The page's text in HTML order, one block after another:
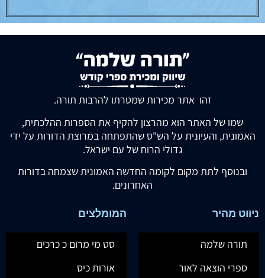
זהו אתר מכירות שמטרתו להרבות תורה.
שמו של האתר הוא מהרצון להקיף את הספרות ההלכתית,
האמונית, והעיונית על הש"ס שהתפתחה במרוצת הדורות על ידי
גדולי הרוח של עם ישראל.
ובנוסף לתת מקום לקומה החדשה האמונית שצמחה בדורות
האחרונים.
ניווט מהיר
תורה שלמה
ספרי הוצאה לאור
המומלצים
סט מי מרום כ כרכים
אורות כיס